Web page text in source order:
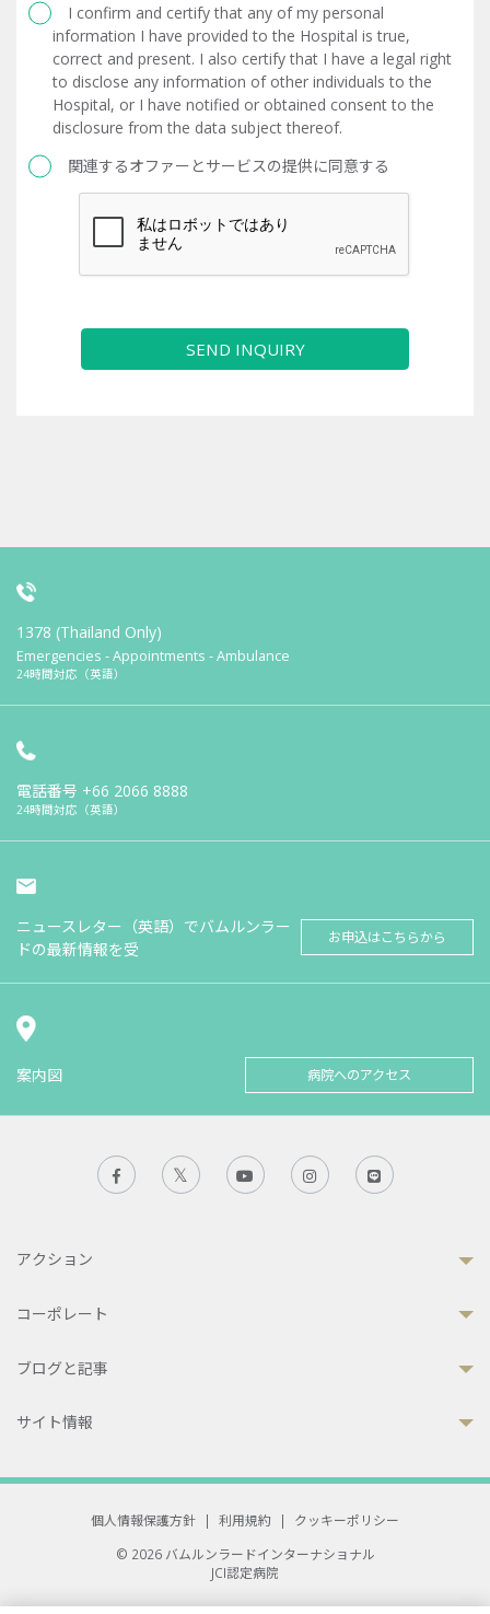
I confirm and certify that any of my personal
information I have provided to the Hospital is true,
correct and present. I also certify that I have a legal right
to disclose any information of other individuals to the
Hospital, or I have notified or obtained consent to the
disclosure from the data subject thereof.
関連するオファーとサービスの提供に同意する
SEND INQUIRY
1378 (Thailand Only)
Emergencies - Appointments - Ambulance
24時間対応（英語）
電話番号 +66 2066 8888
24時間対応（英語）
ニュースレター（英語）でバムルンラー
ドの最新情報を受
お申込はこちらから
案内図 病院へのアクセス
アクション
コーポレート
ブログと記事
サイト情報
個人情報保護方針 | 利用規約 |
クッキーポリシー
© 2026 バムルンラードインターナショナル
JCI認定病院